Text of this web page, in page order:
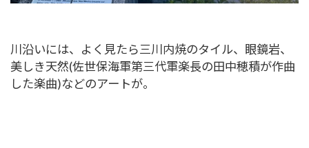
川沿いには、よく見たら三川内焼のタイル、眼鏡岩、
美しき天然(佐世保海軍第三代軍楽長の田中穂積が作曲
した楽曲)などのアートが。